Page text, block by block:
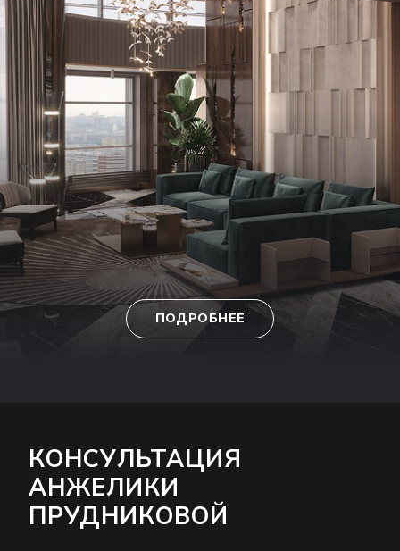
ПОДРОБНЕЕ
КОНСУЛЬТАЦИЯ
АНЖЕЛИКИ
ПРУДНИКОВОЙ